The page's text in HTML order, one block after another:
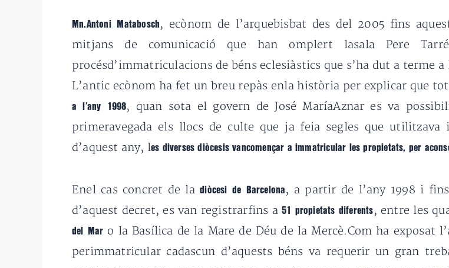
Mn.Antoni Matabosch , ecònom de l’arquebisbat des del 2005 fins
mitjans de comunicació que han omplert lasala Pere
procésd’immatriculacions de béns eclesiàstics que s’ha dut a terme
L’antic ecònom ha fet un breu repàs enla història per explicar que
a l’any 1998, quan sota el govern de José MaríaAznar es va
primeravegada els llocs de culte que ja feia segles que
d’aquest any, les diverses diòcesis vancomençar a immatricular les propietats, per
Enel cas concret de ladiòcesi de Barcelona , a partir de l’any 1998 i
d’aquest decret, es van registrarfins a51 propietats diferents , entre les
del Mar o la Basílica de la Mare de Déu de la Mercè.Com ha exposat
perimmatricular cadascun d’aquests béns va requerir un gran